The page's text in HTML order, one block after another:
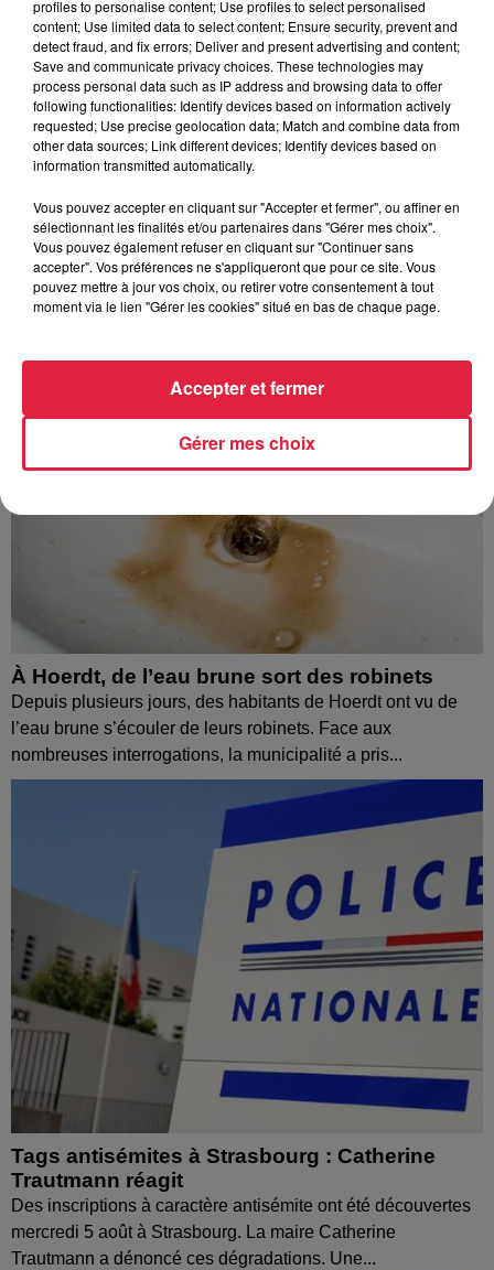
6 août 2026
Au zoo de Mulhouse : rencontre
avec les flamants rouges
À découvrir également
À Hoerdt, de l’eau brune sort des robinets
Depuis plusieurs jours, des habitants de Hoerdt ont vu de
l’eau brune s’écouler de leurs robinets. Face aux
nombreuses interrogations, la municipalité a pris...
Tags antisémites à Strasbourg : Catherine
Trautmann réagit
Des inscriptions à caractère antisémite ont été découvertes
mercredi 5 août à Strasbourg. La maire Catherine
Trautmann a dénoncé ces dégradations. Une...
profiles to personalise content; Use profiles to select personalised
content; Use limited data to select content; Ensure security, prevent and
detect fraud, and fix errors; Deliver and present advertising and content;
Save and communicate privacy choices. These technologies may
process personal data such as IP address and browsing data to offer
following functionalities: Identify devices based on information actively
requested; Use precise geolocation data; Match and combine data from
other data sources; Link different devices; Identify devices based on
information transmitted automatically.
Vous pouvez accepter en cliquant sur "Accepter et fermer", ou affiner en
sélectionnant les finalités et/ou partenaires dans "Gérer mes choix".
Vous pouvez également refuser en cliquant sur "Continuer sans
accepter". Vos préférences ne s'appliqueront que pour ce site. Vous
pouvez mettre à jour vos choix, ou retirer votre consentement à tout
moment via le lien "Gérer les cookies" situé en bas de chaque page.
Gérer mes choix
Accepter et fermer